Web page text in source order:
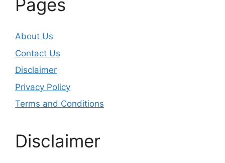
Pages
About Us
Contact Us
Disclaimer
Privacy Policy
Terms and Conditions
Disclaimer